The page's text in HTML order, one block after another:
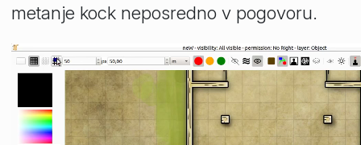
metanje kock neposredno v pogovoru.